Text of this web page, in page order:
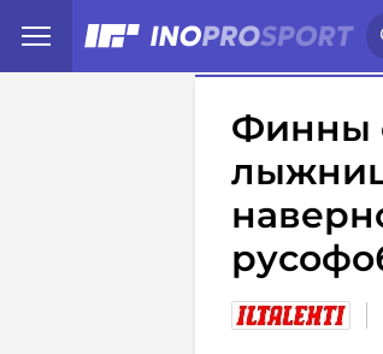
Иностранцы о
Финны